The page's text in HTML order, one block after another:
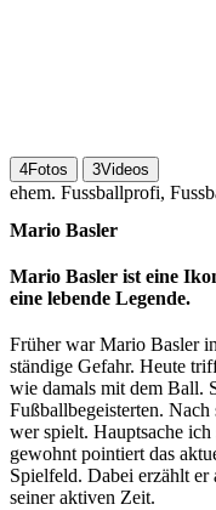
4Fotos 3Videos
ehem. Fussballprofi,
Mario Basler
Mario Basler ist eine
eine lebende Legende.
Früher war Mario Basler
ständige Gefahr. Heute
wie damals mit dem Ball.
Fußballbegeisterten.
wer spielt. Hauptsache
gewohnt pointiert das
Spielfeld. Dabei erzählt er
seiner aktiven Zeit.